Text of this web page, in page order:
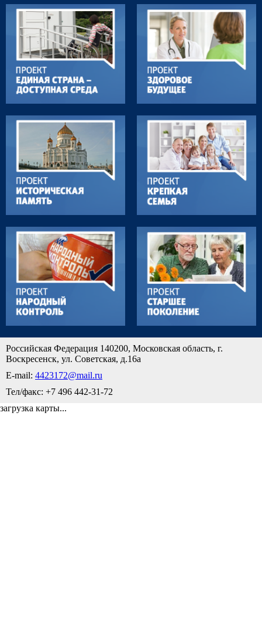
Российская Федерация 140200, Московская область, г.
Воскресенск, ул. Советская, д.16а
E-mail: 4423172@mail.ru
Тел/факс: +7 496 442-31-72
загрузка карты...